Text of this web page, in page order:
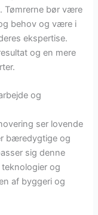
Tømrerne bør være
behov og være i
ekspertise.
og en mere
og
ser lovende
bæredygtige og
sig denne
og
af byggeri og